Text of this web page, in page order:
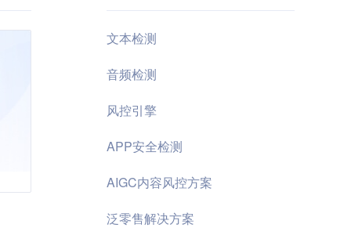
全
控
文本检测
音频检测
风控引擎
APP安全检测
AIGC内容风控方案
泛零售解决方案